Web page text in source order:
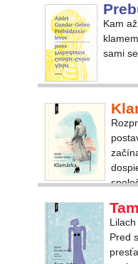
Kam
sami
Pred